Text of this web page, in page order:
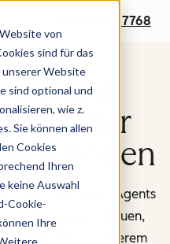
von
sind für das
Website
sind optional und
wie z.
Sie können allen
Cookies
Ihren
keine Auswahl
Cookie-
Ihre
+1 888 482 7768
eine
der
um KI-Agents
hinweg aufzubauen,
Wählen Sie aus unserem